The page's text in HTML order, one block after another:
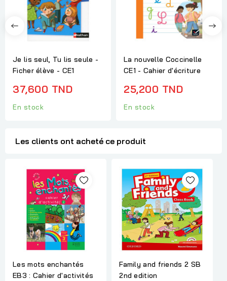
Je lis seul, Tu lis seule -
Ficher élève - CE1
37,600 TND
En stock
La nouvelle Coccinelle
CE1 - Cahier d'écriture
25,200 TND
En stock
Les clients ont acheté ce produit
Les mots enchantés
EB3 : Cahier d'activités
Family and friends 2 SB
2nd edition